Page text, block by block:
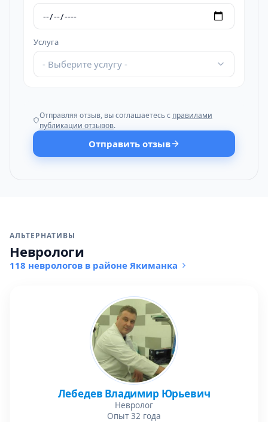
Услуга
- Выберите услугу -
Отправляя отзыв, вы соглашаетесь с правилами
публикации отзывов.
Отправить отзыв
АЛЬТЕРНАТИВЫ
Неврологи
118 неврологов в районе Якиманка
Лебедев Владимир Юрьевич
Невролог
Опыт 32 года